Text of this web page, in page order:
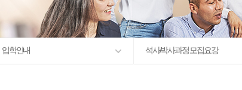
유학생 원서 접수 입학 FAQ
IGSE 발자취
학교 상징
영어·한국어교육(야간)
외국어로서의 한국어교육(주간)
한국어·영어통번역(
규정
학업 활동 출간·출시
IT 지원 안내
입학안내 석사/박사과정 모집요강